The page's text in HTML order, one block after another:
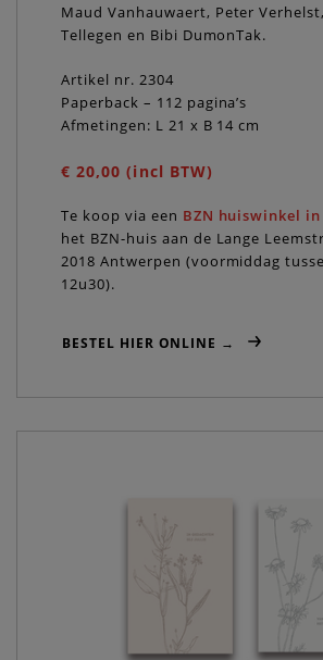
Maud Vanhauwaert, Peter
Tellegen en Bibi DumonTak.
Artikel nr. 2304
Paperback – 112 pagina’s
Afmetingen: L 21 x B 14 cm
€ 20,00 (incl BTW)
Te koop via een BZN huiswinkel
het BZN-huis aan de Lange
2018 Antwerpen (voormiddag
12u30).
BESTEL HIER ONLINE →